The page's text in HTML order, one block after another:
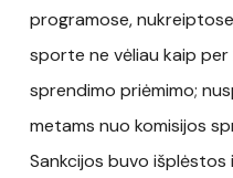
programose,
sporte ne vėliau kaip per
sprendimo priėmimo;
metams nuo komisijos
Sankcijos buvo